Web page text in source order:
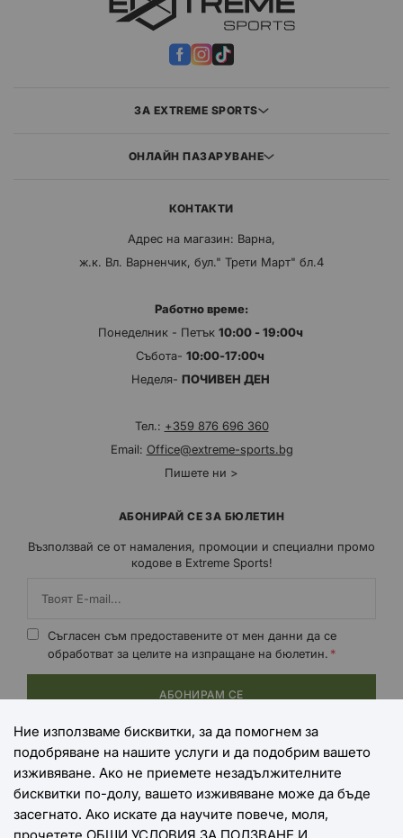
ЗА EXTREME SPORTS
ОНЛАЙН ПАЗАРУВАНЕ
КОНТАКТИ
Адрес на магазин: Варна,
ж.к. Вл. Варненчик, бул." Трети Март" бл.4
Работно време:
Понеделник - Петък 10:00 - 19:00ч
Събота- 10:00-17:00ч
Неделя- ПОЧИВЕН ДЕН
Тел.: +359 876 696 360
Email: Office@extreme-sports.bg
Пишете ни >
АБОНИРАЙ СЕ ЗА БЮЛЕТИН
Възползвай се от намаления, промоции и специални промо
кодове в Extreme Sports!
Съгласен съм предоставените от мен данни да се
обработват за целите на изпращане на бюлетин.
АБОНИРАМ СЕ
НАЧИНИ НА ПЛАЩАНЕ
Ние използваме бисквитки, за да помогнем за
подобряване на нашите услуги и да подобрим вашето
изживяване. Ако не приемете незадължителните
бисквитки по-долу, вашето изживяване може да бъде
засегнато. Ако искате да научите повече, моля,